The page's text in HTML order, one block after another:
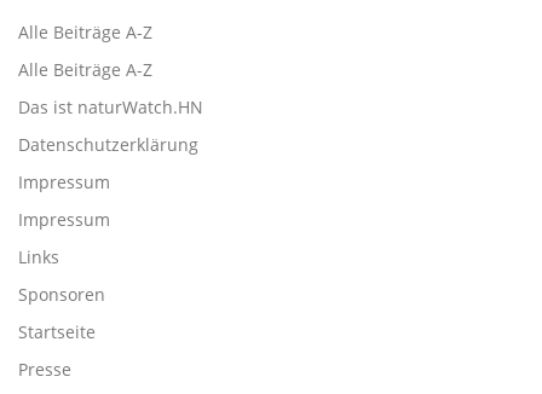
Alle Beiträge A-Z
Alle Beiträge A-Z
Das ist naturWatch.HN
Datenschutzerklärung
Impressum
Impressum
Links
Sponsoren
Startseite
Presse